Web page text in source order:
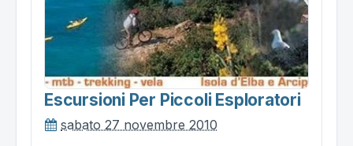
Escursioni Per Piccoli Esploratori
sabato 27 novembre 2010